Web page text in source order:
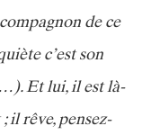
de ce
c’est son
Et lui, il est là-
il rêve, pensez-